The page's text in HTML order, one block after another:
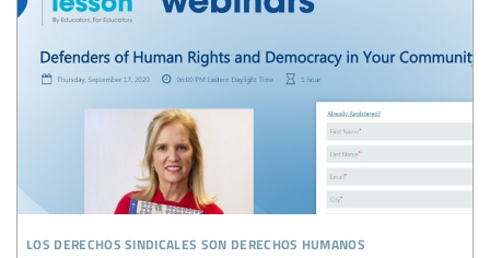
los derechos sindicales son derechos humanos